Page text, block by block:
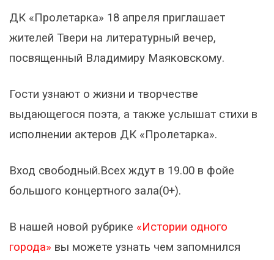
ДК «Пролетарка» 18 апреля приглашает
жителей Твери на литературный вечер,
посвященный Владимиру Маяковскому.
Гости узнают о жизни и творчестве
выдающегося поэта, а также услышат стихи в
исполнении актеров ДК «Пролетарка».
Вход свободный.Всех ждут в 19.00 в фойе
большого концертного зала(0+).
В нашей новой рубрике «Истории одного
города» вы можете узнать чем запомнился